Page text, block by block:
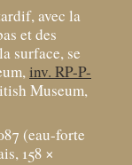
avec la
et des
surface, se
inv. RP-P-
Museum,
(eau-forte
158 ×